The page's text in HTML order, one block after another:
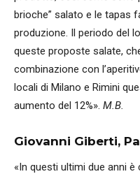
brioche” salato e le tapas
produzione. Il periodo del
queste proposte salate,
combinazione con
locali di Milano e Rimini
aumento del 12%». M.B.
Giovanni Giberti,
«In questi ultimi due anni